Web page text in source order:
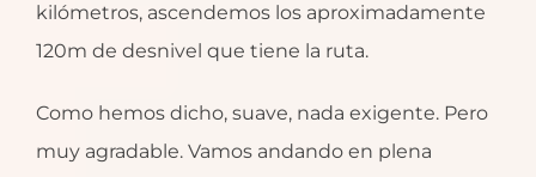
kilómetros, ascendemos los aproximadamente
120m de desnivel que tiene la ruta.
Como hemos dicho, suave, nada exigente. Pero
muy agradable. Vamos andando en plena